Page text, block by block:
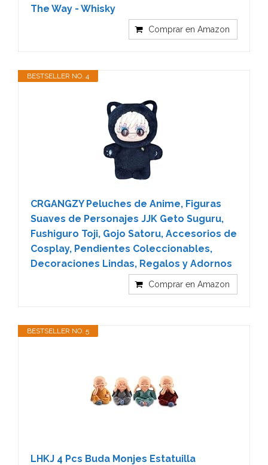
The Way - Whisky
Comprar en Amazon
BESTSELLER NO. 4
CRGANGZY Peluches de Anime, Figuras
Suaves de Personajes JJK Geto Suguru,
Fushiguro Toji, Gojo Satoru, Accesorios de
Cosplay, Pendientes Coleccionables,
Decoraciones Lindas, Regalos y Adornos
Comprar en Amazon
BESTSELLER NO. 5
LHKJ 4 Pcs Buda Monjes Estatuilla